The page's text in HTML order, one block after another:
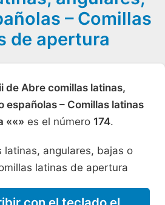
– Comillas
de apertura
de Abre comillas latinas,
españolas – Comillas latinas
««» es el número 174.